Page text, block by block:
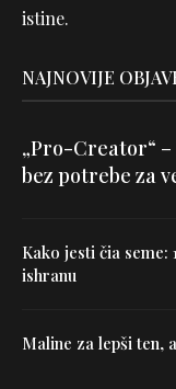
istine.
NAJNOVIJE
„Pro-Creator“
bez potrebe za
Kako jesti čia seme:
ishranu
Maline za lepši ten,